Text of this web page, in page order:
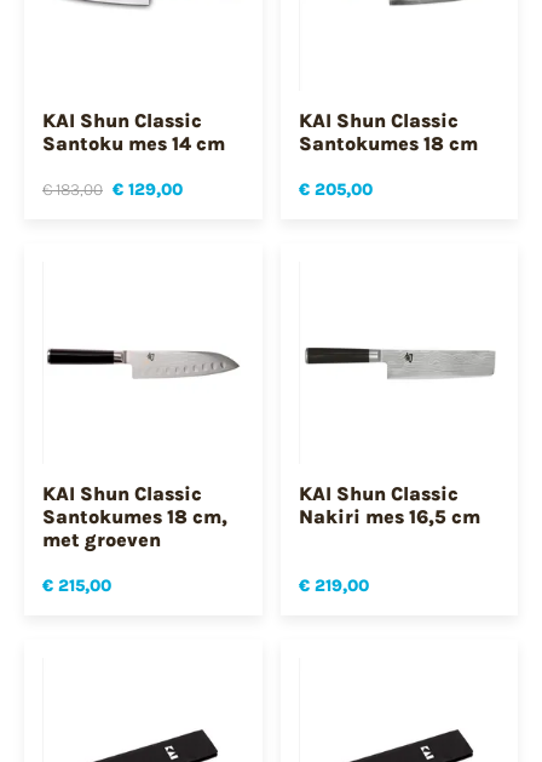
KAI Shun Classic
Santoku mes 14 cm
€ 183,00 € 129,00
KAI Shun Classic
Santokumes 18 cm
€ 205,00
KAI Shun Classic
Santokumes 18 cm,
met groeven
€ 215,00
KAI Shun Classic
Nakiri mes 16,5 cm
€ 219,00